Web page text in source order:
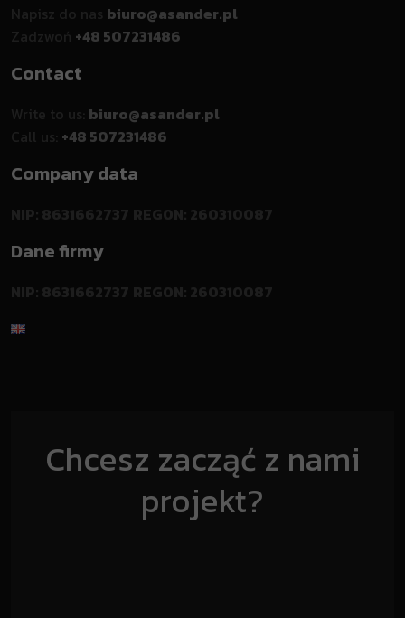
biuro@asander.pl
+48 507231486
Contact
biuro@asander.pl
+48 507231486
Company data
Dane firmy
Chcesz zacząć z nami
projekt?